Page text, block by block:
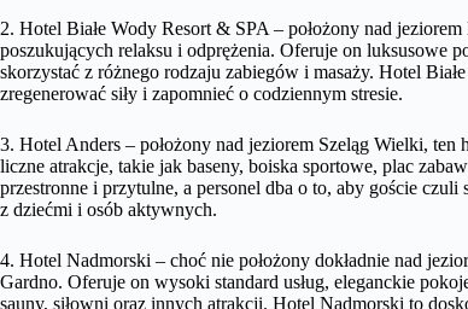
2. Hotel Białe Wody Resort & SPA – położony nad
poszukujących relaksu i odprężenia. Oferuje on luksusowe
skorzystać z różnego rodzaju zabiegów i masaży. Hotel
zregenerować siły i zapomnieć o codziennym stresie.
3. Hotel Anders – położony nad jeziorem Szeląg Wielki,
liczne atrakcje, takie jak baseny, boiska sportowe, plac
przestronne i przytulne, a personel dba o to, aby goście
z dziećmi i osób aktywnych.
4. Hotel Nadmorski – choć nie położony dokładnie nad
Gardno. Oferuje on wysoki standard usług, eleganckie
sauny, siłowni oraz innych atrakcji. Hotel Nadmorski to